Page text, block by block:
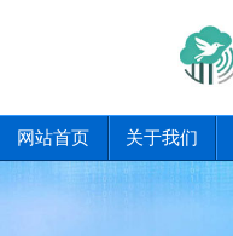
网站首页 关于我们